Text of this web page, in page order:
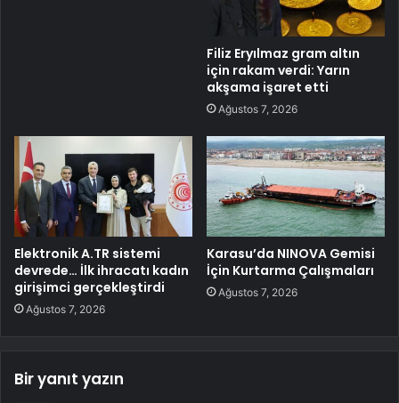
Filiz Eryılmaz gram altın
için rakam verdi: Yarın
akşama işaret etti
Ağustos 7, 2026
Elektronik A.TR sistemi
devrede… İlk ihracatı kadın
girişimci gerçekleştirdi
Ağustos 7, 2026
Karasu’da NINOVA Gemisi
İçin Kurtarma Çalışmaları
Ağustos 7, 2026
Bir yanıt yazın